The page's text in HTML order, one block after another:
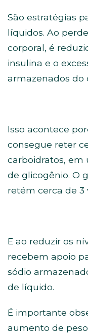
São estratégias
líquidos. Ao
corporal, é
insulina e o
armazenados do
Isso acontece
consegue reter
carboidratos, em
de glicogênio. O
retém cerca de 3
E ao reduzir os
recebem apoio
sódio
de líquido.
É importante
aumento de